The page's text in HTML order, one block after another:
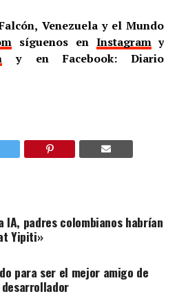
Venezuela y el Mundo
síguenos en Instagramy
y en Facebook: Diario
padres colombianos habrían
Yipiti»
para ser el mejor amigo de